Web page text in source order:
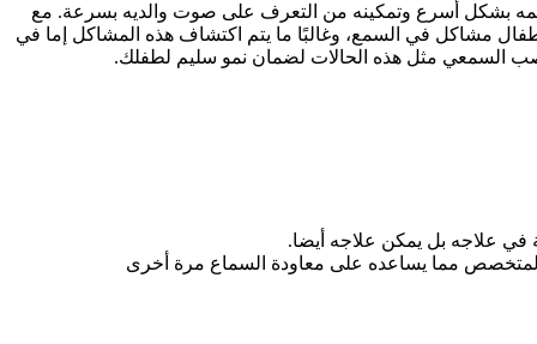
بشكل أسرع وتمكينه من التعرف على صوت والديه بسرعة. مع
مشاكل في السمع، وغالبًا ما يتم اكتشاف هذه المشاكل إما في
السمعي مثل هذه الحالات لضمان نمو سليم لطفلك.
في علاجه بل يمكن علاجه أيضا.
المتخصص مما يساعده على معاودة السماع مرة أخرى